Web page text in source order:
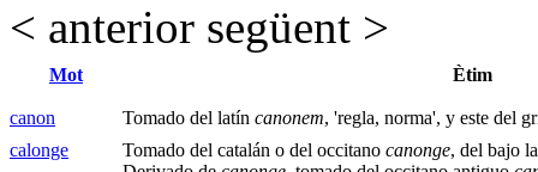
< anterior següent >
Mot Ètim
canon Tomado del latín canonem, 'regla, norma', y este del
calonge
Tomado del catalán o del occitano canonge, del bajo